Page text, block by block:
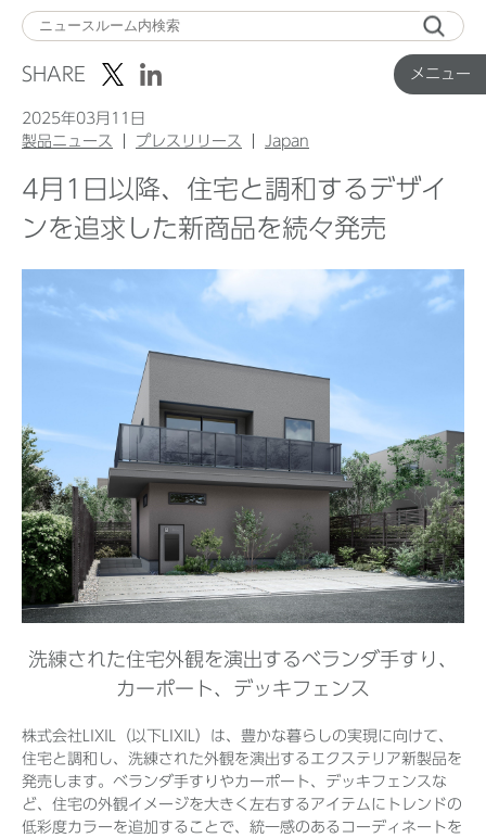
メニュー
ニ
ュ
Top
グローバル製品ニュース
IR ニュース
Before 2020
企業ニュースアーカイブ
製品ニュースアーカイブ
SHARE
2025年03月11日
製品ニュース
プレスリリース Japan
4月1日以降、住宅と調和するデザイ
ンを追求した新商品を続々発売
洗練された住宅外観を演出するベランダ手すり、
カーポート、デッキフェンス
株式会社LIXIL（以下LIXIL）は、豊かな暮らしの実現に向けて、
住宅と調和し、洗練された外観を演出するエクステリア新製品を
発売します。ベランダ手すりやカーポート、デッキフェンスな
ど、住宅の外観イメージを大きく左右するアイテムにトレンドの
低彩度カラーを追加することで、統一感のあるコーディネートを